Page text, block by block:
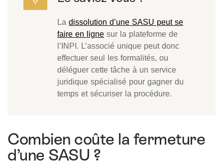
La dissolution d’une SASU peut se
faire en ligne sur la plateforme de
l’INPI. L’associé unique peut donc
effectuer seul les formalités, ou
déléguer cette tâche à un service
juridique spécialisé pour gagner du
temps et sécuriser la procédure.
Combien coûte la fermeture
d’une SASU ?